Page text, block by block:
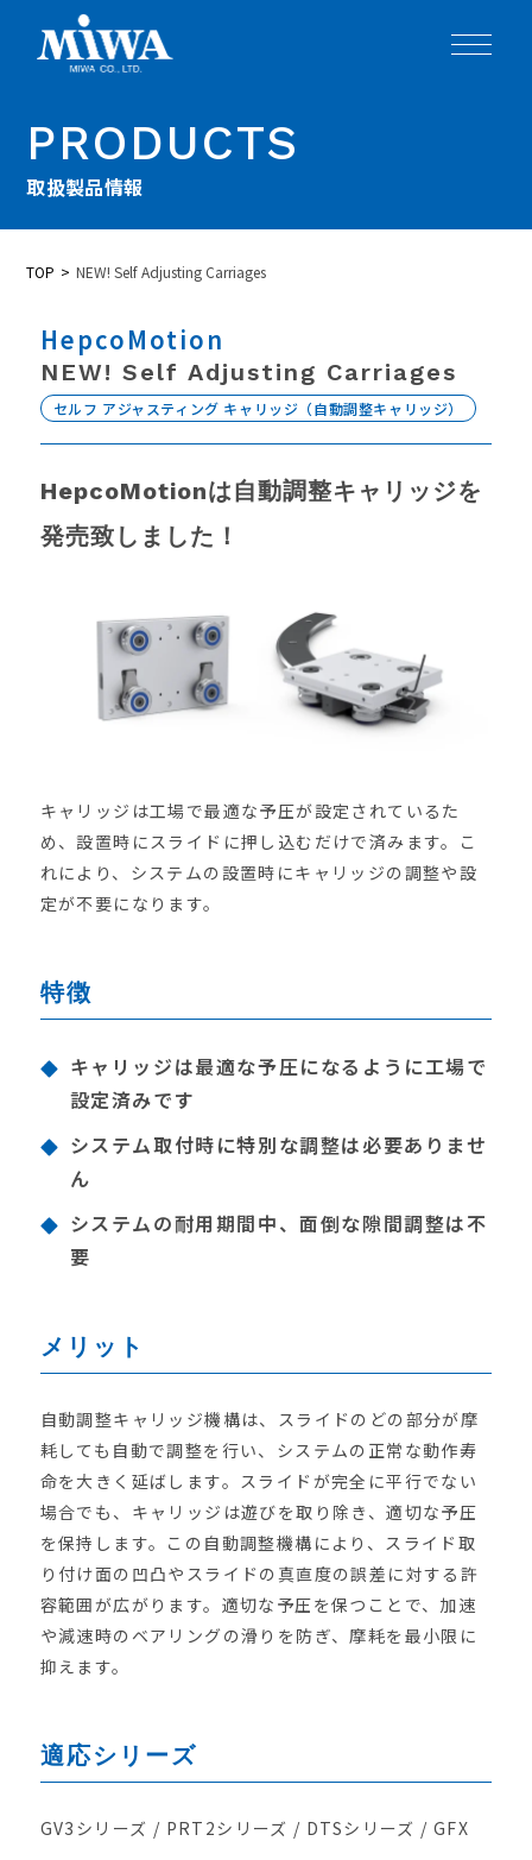
PRODUCTS
取扱製品情報
TOP NEW! Self Adjusting Carriages
HepcoMotion
NEW! Self Adjusting Carriages
セルフ アジャスティング キャリッジ（自動調整キャリッジ）
HepcoMotionは自動調整キャリッジを
発売致しました！
キャリッジは工場で最適な予圧が設定されているた
め、設置時にスライドに押し込むだけで済みます。こ
れにより、システムの設置時にキャリッジの調整や設
定が不要になります。
特徴
キャリッジは最適な予圧になるように工場で
設定済みです
システム取付時に特別な調整は必要ありませ
ん
システムの耐用期間中、面倒な隙間調整は不
要
メリット
自動調整キャリッジ機構は、スライドのどの部分が摩
耗しても自動で調整を行い、システムの正常な動作寿
命を大きく延ばします。スライドが完全に平行でない
場合でも、キャリッジは遊びを取り除き、適切な予圧
を保持します。この自動調整機構により、スライド取
り付け面の凹凸やスライドの真直度の誤差に対する許
容範囲が広がります。適切な予圧を保つことで、加速
や減速時のベアリングの滑りを防ぎ、摩耗を最小限に
抑えます。
適応シリーズ
GV3シリーズ / PRT2シリーズ / DTSシリーズ / GFX